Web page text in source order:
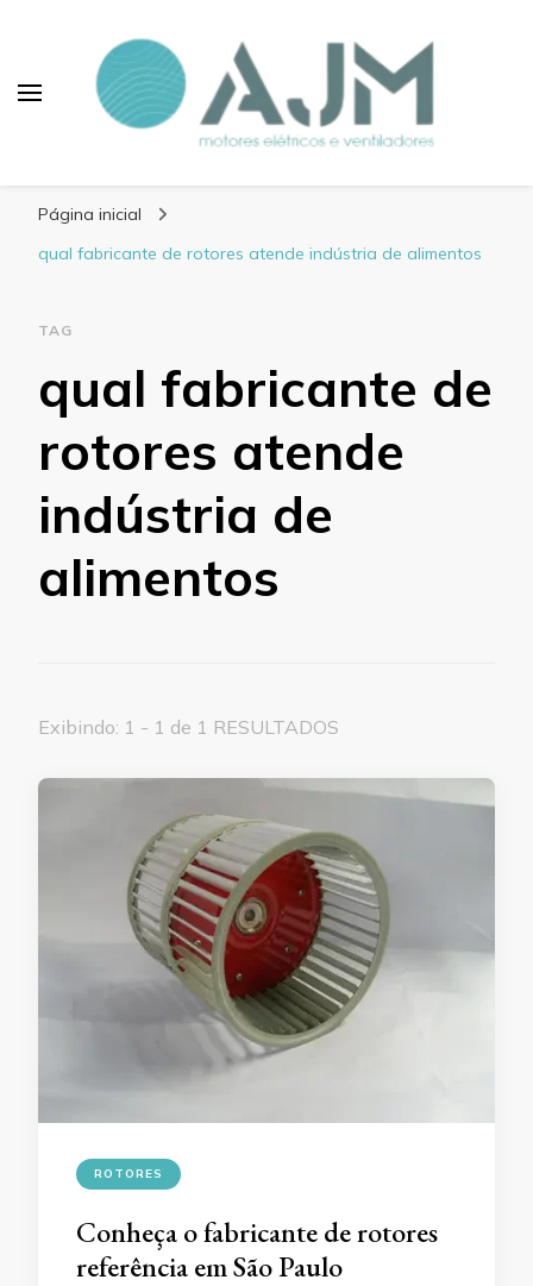
Elétricos e Ventiladores
Página inicial
qual fabricante de rotores atende indústria de alimentos
TAG
qual fabricante de
rotores atende
indústria de
alimentos
Exibindo: 1 - 1 de 1 RESULTADOS
ROTORES
Conheça o fabricante de rotores
referência em São Paulo